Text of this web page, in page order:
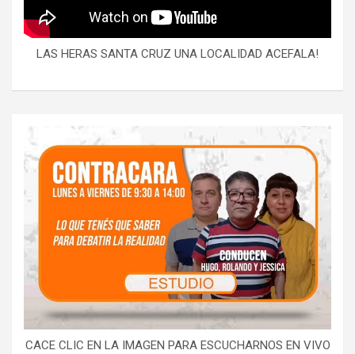
LAS HERAS SANTA CRUZ UNA LOCALIDAD ACEFALA!
CACE CLIC EN LA IMAGEN PARA ESCUCHARNOS EN VIVO